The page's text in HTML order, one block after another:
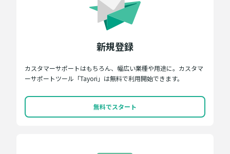
新規登録
カスタマーサポートはもちろん、幅広い業種や用途に。カスタマ
ーサポートツール「Tayori」は無料で利用開始できます。
無料でスタート